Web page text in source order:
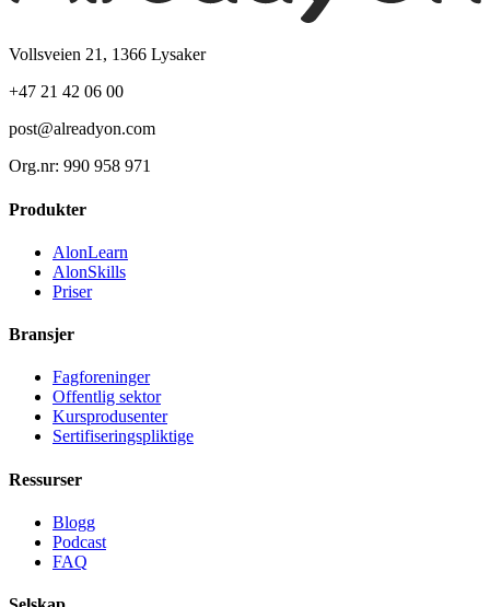
Vollsveien 21, 1366 Lysaker
+47 21 42 06 00
post@alreadyon.com
Org.nr: 990 958 971
Produkter
AlonLearn
AlonSkills
Priser
Bransjer
Fagforeninger
Offentlig sektor
Kursprodusenter
Sertifiseringspliktige
Ressurser
Blogg
Podcast
FAQ